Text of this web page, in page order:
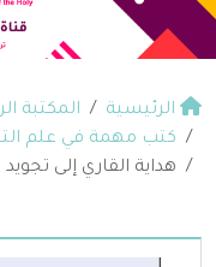
الرئيسية المكتبة
كتب مهمة في علم
هداية القاري إلى تجويد